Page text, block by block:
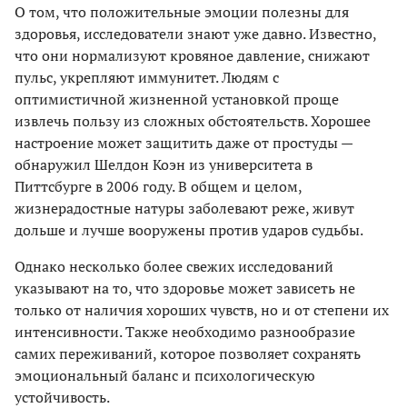
О том, что положительные эмоции полезны для
здоровья, исследователи знают уже давно. Известно,
что они нормализуют кровяное давление, снижают
пульс, укрепляют иммунитет. Людям с
оптимистичной жизненной установкой проще
извлечь пользу из сложных обстоятельств. Хорошее
настроение может защитить даже от простуды —
обнаружил Шелдон Коэн из университета в
Питтсбурге в 2006 году. В общем и целом,
жизнерадостные натуры заболевают реже, живут
дольше и лучше вооружены против ударов судьбы.
Однако несколько более свежих исследований
указывают на то, что здоровье может зависеть не
только от наличия хороших чувств, но и от степени их
интенсивности. Также необходимо разнообразие
самих переживаний, которое позволяет сохранять
эмоциональный баланс и психологическую
устойчивость.